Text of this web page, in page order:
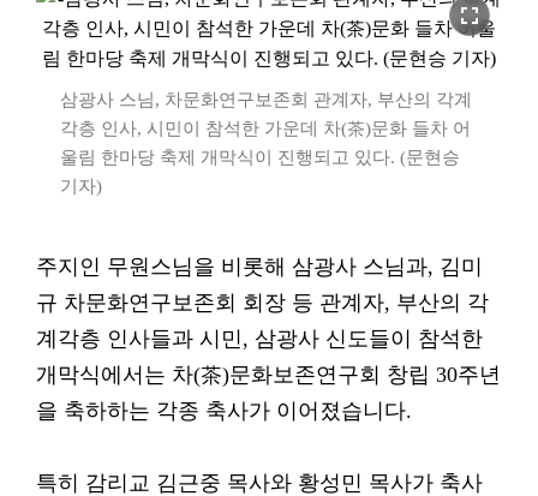
fullscreen
삼광사 스님, 차문화연구보존회 관계자, 부산의 각계
각층 인사, 시민이 참석한 가운데 차(茶)문화 들차 어
울림 한마당 축제 개막식이 진행되고 있다. (문현승
기자)
주지인 무원스님을 비롯해 삼광사 스님과, 김미
규 차문화연구보존회 회장 등 관계자, 부산의 각
계각층 인사들과 시민, 삼광사 신도들이 참석한
개막식에서는 차(茶)문화보존연구회 창립 30주년
을 축하하는 각종 축사가 이어졌습니다.
특히 감리교 김근중 목사와 황성민 목사가 축사